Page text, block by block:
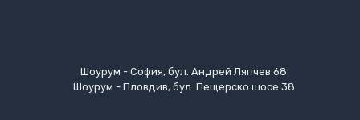
Шоурум - София, бул. Андрей Ляпчев 68
Шоурум - Пловдив, бул. Пещерско шосе 38